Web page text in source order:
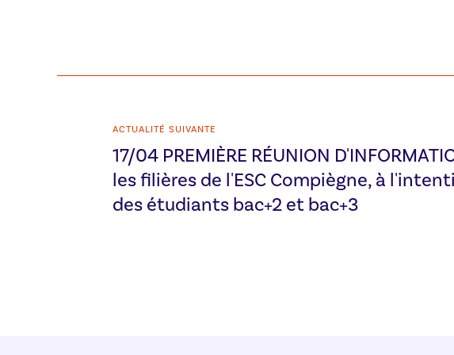
ACTUALITÉ SUIVANTE
17/04 PREMIÈRE RÉUNION
les filières de l'ESC Compiègne, à
des étudiants bac+2 et bac+3